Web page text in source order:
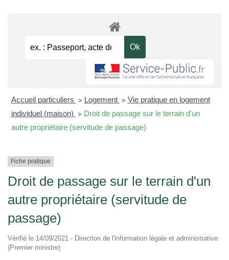
Accueil particuliers > Logement > Vie pratique en logement
individuel (maison)
> Droit de passage sur le terrain d'un
autre propriétaire (servitude de passage)
Fiche pratique
Droit de passage sur le terrain d'un
autre propriétaire (servitude de
passage)
Vérifié le 14/09/2021 - Direction de l'information légale et administrative
(Premier ministre)